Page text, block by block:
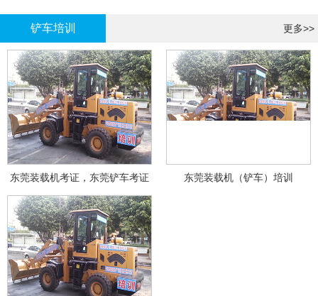
铲车培训 更多>>
东莞装载机考证，东莞铲车考证 东莞装载机（铲车）培训